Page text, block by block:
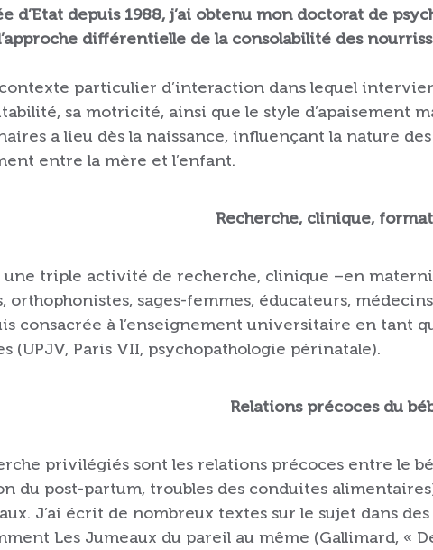
d’Etat depuis 1988, j’ai obtenu mon doctorat de
différentielle de la consolabilité des
contexte particulier d’interaction dans lequel
sa motricité, ainsi que le style d’apaisement
a lieu dès la naissance, influençant la nature
entre la mère et l’enfant.
Recherche, clinique,
une triple activité de recherche, clinique –en
orthophonistes, sages-femmes, éducateurs,
consacrée à l’enseignement universitaire en tant
(UPJV, Paris VII, psychopathologie périnatale).
Relations précoces du
privilégiés sont les relations précoces entre le
du post-partum, troubles des conduites
J’ai écrit de nombreux textes sur le sujet dans
Les Jumeaux du pareil au même (Gallimard, «